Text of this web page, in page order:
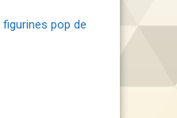
figurines pop de